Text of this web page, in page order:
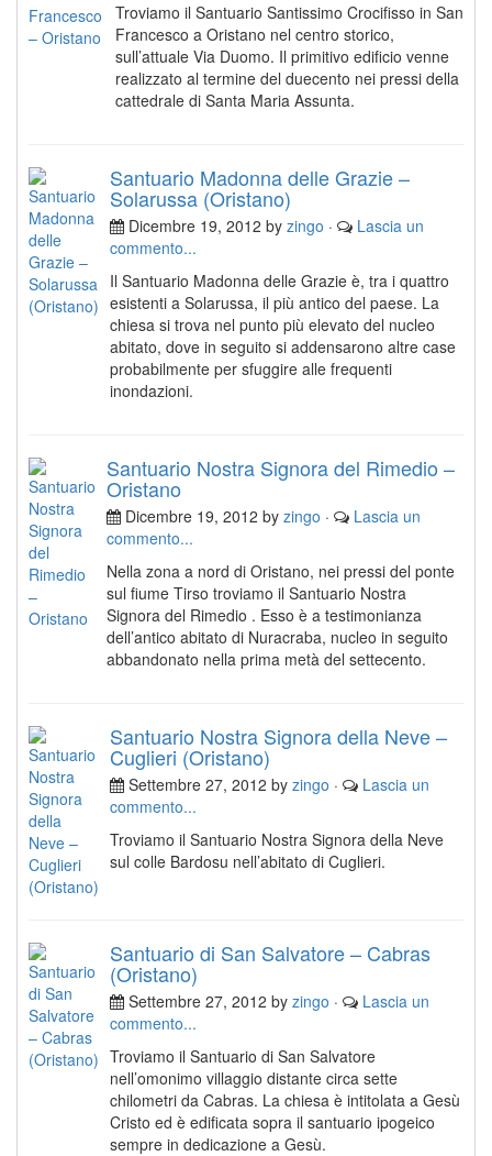
Troviamo il Santuario Santissimo Crocifisso in San
Francesco a Oristano nel centro storico,
sull’attuale Via Duomo. Il primitivo edificio venne
realizzato al termine del duecento nei pressi della
cattedrale di Santa Maria Assunta.
Santuario Madonna delle Grazie –
Solarussa (Oristano)
Dicembre 19, 2012 by zingo ·
Lascia un
commento...
Il Santuario Madonna delle Grazie è, tra i quattro
esistenti a Solarussa, il più antico del paese. La
chiesa si trova nel punto più elevato del nucleo
abitato, dove in seguito si addensarono altre case
probabilmente per sfuggire alle frequenti
inondazioni.
Santuario Nostra Signora del Rimedio –
Oristano
Dicembre 19, 2012 by zingo ·
Lascia un
commento...
Nella zona a nord di Oristano, nei pressi del ponte
sul fiume Tirso troviamo il Santuario Nostra
Signora del Rimedio . Esso è a testimonianza
dell’antico abitato di Nuracraba, nucleo in seguito
abbandonato nella prima metà del settecento.
Santuario Nostra Signora della Neve –
Cuglieri (Oristano)
Settembre 27, 2012 by zingo ·
Lascia un
commento...
Troviamo il Santuario Nostra Signora della Neve
sul colle Bardosu nell’abitato di Cuglieri.
Santuario di San Salvatore – Cabras
(Oristano)
Settembre 27, 2012 by zingo ·
Lascia un
commento...
Troviamo il Santuario di San Salvatore
nell’omonimo villaggio distante circa sette
chilometri da Cabras. La chiesa è intitolata a Gesù
Cristo ed è edificata sopra il santuario ipogeico
sempre in dedicazione a Gesù.